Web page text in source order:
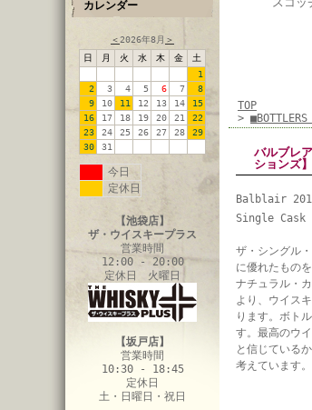
カレンダー
＜2026年8月 ＞
日
月 火 水 木 金
土
1
2
3 4 5 6 7
8
9
10 11 12 13 14
15
16
17 18 19 20 21
22
23
24 25 26 27 28
29
30
31
今日
定休日
【池袋店】
ザ・ウイスキープラス
営業時間
12:00 - 20:00
定休日 火曜日
【坂戸店】
営業時間
10:30 - 18:45
定休日
土・日曜日・祝日
TOP
> ■BOTTLERS
バルブレ
ションズ
Balblair
Single
ザ・シングル
に優れたもの
ナチュラル・
より、ウイス
ります。ボト
す。最高のウ
と信じている
考えています。